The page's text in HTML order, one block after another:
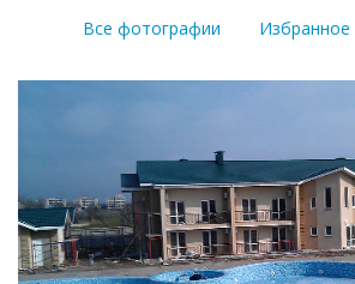
Все фотографии Избранное